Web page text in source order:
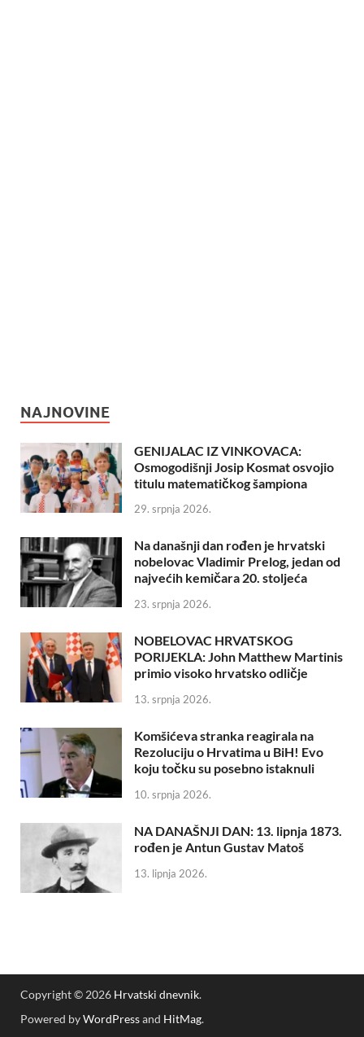
NAJNOVINE
GENIJALAC IZ VINKOVACA:
Osmogodišnji Josip Kosmat osvojio
titulu matematičkog šampiona
29. srpnja 2026.
Na današnji dan rođen je hrvatski
nobelovac Vladimir Prelog, jedan od
najvećih kemičara 20. stoljeća
23. srpnja 2026.
NOBELOVAC HRVATSKOG
PORIJEKLA: John Matthew Martinis
primio visoko hrvatsko odličje
13. srpnja 2026.
Komšićeva stranka reagirala na
Rezoluciju o Hrvatima u BiH! Evo
koju točku su posebno istaknuli
10. srpnja 2026.
NA DANAŠNJI DAN: 13. lipnja 1873.
rođen je Antun Gustav Matoš
13. lipnja 2026.
Copyright © 2026 Hrvatski dnevnik.
Powered byWordPressand HitMag.